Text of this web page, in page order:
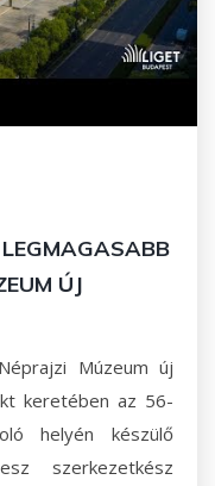
ÚJ
Múzeum új
keretében az 56-
helyén készülő
szerkezetkész